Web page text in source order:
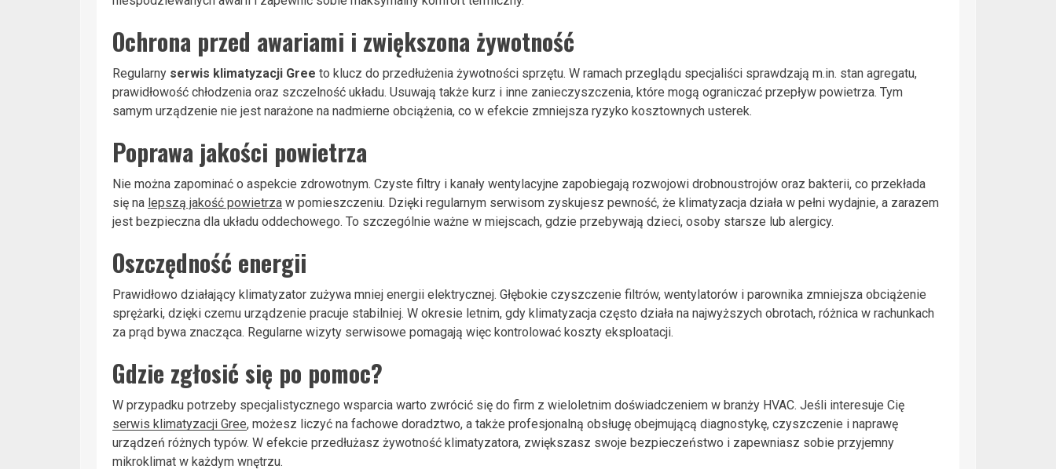
Ochrona przed awariami i zwiększona żywotność
Regularny serwis klimatyzacji Gree to klucz do przedłużenia żywotności sprzętu. W ramach przeglądu specjaliści sprawdzają m.in. stan agregatu,
prawidłowość chłodzenia oraz szczelność układu. Usuwają także kurz i inne zanieczyszczenia, które mogą ograniczać przepływ powietrza. Tym
samym urządzenie nie jest narażone na nadmierne obciążenia, co w efekcie zmniejsza ryzyko kosztownych usterek.
Poprawa jakości powietrza
Nie można zapominać o aspekcie zdrowotnym. Czyste filtry i kanały wentylacyjne zapobiegają rozwojowi drobnoustrojów oraz bakterii, co przekłada
się na lepszą jakość powietrza w pomieszczeniu. Dzięki regularnym serwisom zyskujesz pewność, że klimatyzacja działa w pełni wydajnie, a zarazem
jest bezpieczna dla układu oddechowego. To szczególnie ważne w miejscach, gdzie przebywają dzieci, osoby starsze lub alergicy.
Oszczędność energii
Prawidłowo działający klimatyzator zużywa mniej energii elektrycznej. Głębokie czyszczenie filtrów, wentylatorów i parownika zmniejsza obciążenie
sprężarki, dzięki czemu urządzenie pracuje stabilniej. W okresie letnim, gdy klimatyzacja często działa na najwyższych obrotach, różnica w rachunkach
za prąd bywa znacząca. Regularne wizyty serwisowe pomagają więc kontrolować koszty eksploatacji.
Gdzie zgłosić się po pomoc?
W przypadku potrzeby specjalistycznego wsparcia warto zwrócić się do firm z wieloletnim doświadczeniem w branży HVAC. Jeśli interesuje Cię
serwis klimatyzacji Gree, możesz liczyć na fachowe doradztwo, a także profesjonalną obsługę obejmującą diagnostykę, czyszczenie i naprawę
urządzeń różnych typów. W efekcie przedłużasz żywotność klimatyzatora, zwiększasz swoje bezpieczeństwo i zapewniasz sobie przyjemny
mikroklimat w każdym wnętrzu.